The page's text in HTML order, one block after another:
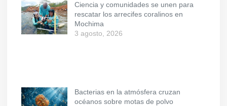
Ciencia y comunidades se unen para
rescatar los arrecifes coralinos en
Mochima
3 agosto, 2026
Bacterias en la atmósfera cruzan
océanos sobre motas de polvo